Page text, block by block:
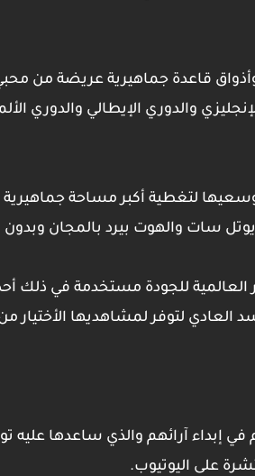
قاعدة جماهيرية عريضة من
والدوري الإيطالي والدوري
لتغطية أكبر مساحة
يوتل سات والهوت بيرد بالمجان
العالمية للجودة مستخدمة في ذلك
العادي لتوفر لمشاهديها الأختيار
إبداء آرائهم والذي ساعدها عليه
على اليوتيوب.